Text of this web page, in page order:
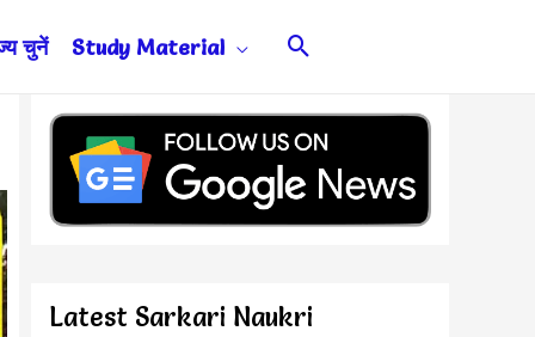
चुनें Study Material Search
Latest Sarkari Naukri